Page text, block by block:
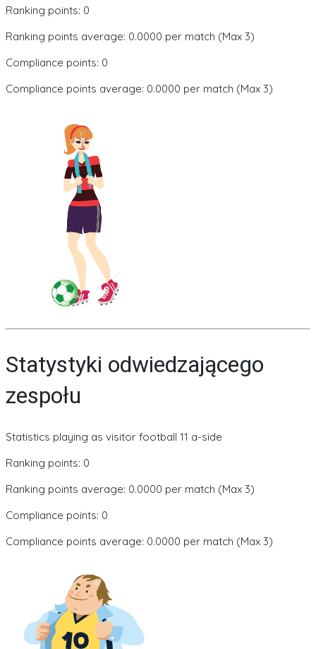
Ranking points: 0
Ranking points average: 0.0000 per match (Max 3)
Compliance points: 0
Compliance points average: 0.0000 per match (Max 3)
Statystyki odwiedzającego
zespołu
Statistics playing as visitor football 11 a-side
Ranking points: 0
Ranking points average: 0.0000 per match (Max 3)
Compliance points: 0
Compliance points average: 0.0000 per match (Max 3)